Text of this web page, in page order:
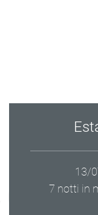
13/
7 notti in